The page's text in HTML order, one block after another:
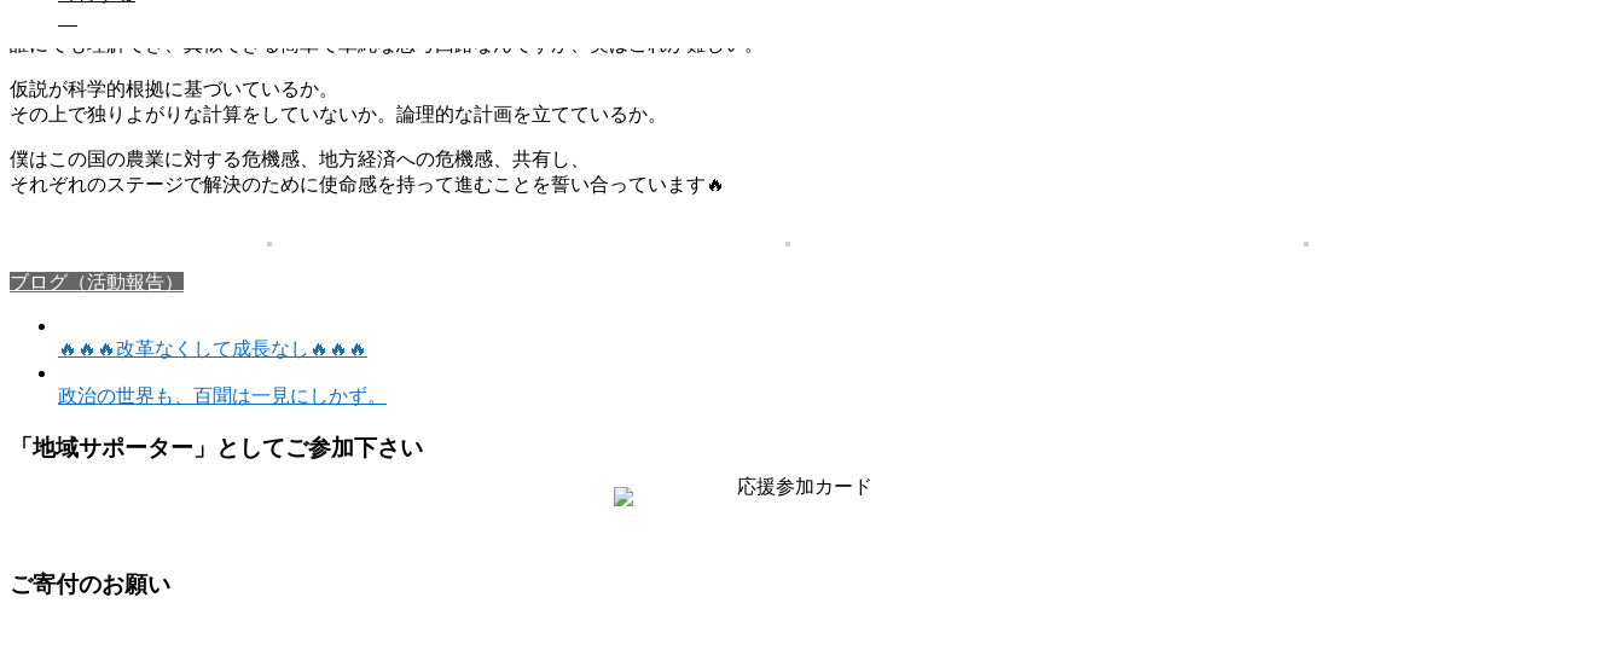
誰にでも理解でき、真似できる簡単で単純な思考回路なんですが、実はこれが難しい。
仮説が科学的根拠に基づいているか。
その上で独りよがりな計算をしていないか。論理的な計画を立てているか。
僕はこの国の農業に対する危機感、地方経済への危機感、共有し、
それぞれのステージで解決のために使命感を持って進むことを誓い合っています🔥
ブログ（活動報告）
🔥🔥🔥改革なくして成長なし🔥🔥🔥
政治の世界も、百聞は一見にしかず。
「地域サポーター」としてご参加下さい
ご寄付のお願い